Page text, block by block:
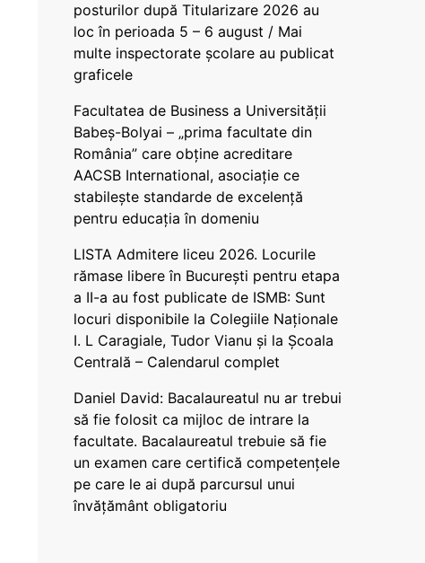
posturilor după Titularizare 2026 au
loc în perioada 5 – 6 august / Mai
multe inspectorate școlare au publicat
graficele
Facultatea de Business a Universității
Babeș-Bolyai – „prima facultate din
România” care obține acreditare
AACSB International, asociație ce
stabilește standarde de excelență
pentru educația în domeniu
LISTA Admitere liceu 2026. Locurile
rămase libere în București pentru etapa
a II-a au fost publicate de ISMB: Sunt
locuri disponibile la Colegiile Naționale
I. L Caragiale, Tudor Vianu și la Școala
Centrală – Calendarul complet
Daniel David: Bacalaureatul nu ar trebui
să fie folosit ca mijloc de intrare la
facultate. Bacalaureatul trebuie să fie
un examen care certifică competențele
pe care le ai după parcursul unui
învățământ obligatoriu